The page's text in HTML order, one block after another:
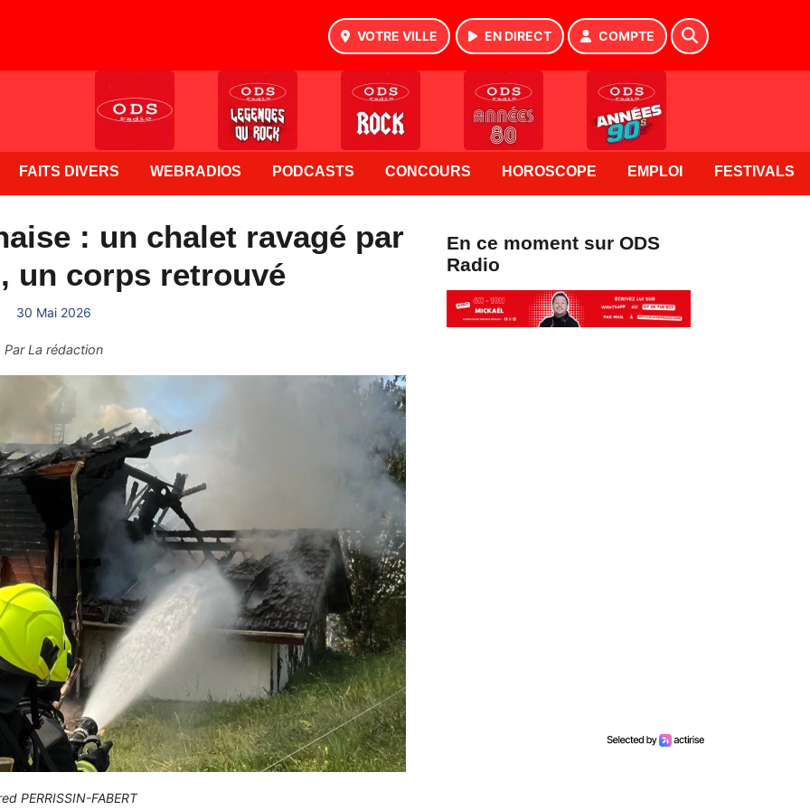
VOTRE VILLE EN DIRECT COMPTE
FAITS DIVERS WEBRADIOS PODCASTS CONCOURS HOROSCOPE EMPLOI FESTIVALS
: un chalet ravagé par
un corps retrouvé
30 Mai 2026
ParLa rédaction
PERRISSIN-FABERT
En ce moment sur ODS
Radio